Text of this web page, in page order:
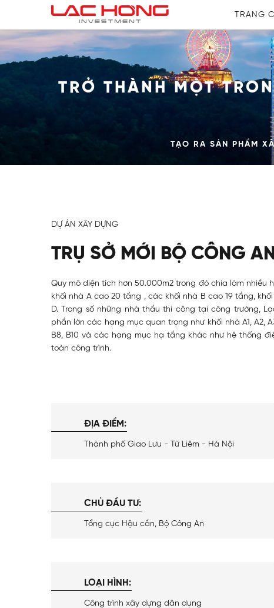
TRANG
TRỞ THÀNH MỘT
TẠO RA SẢN PHẨM
DỰ ÁN XÂY DỰNG
TRỤ SỞ MỚI BỘ CÔNG AN
Quy mô diện tích hơn 50.000m2 trong đó chia làm nhiều
khối nhà A cao 20 tầng , các khối nhà B cao 19 tầng,
D. Trong số những nhà thầu thi công tại công trường,
phần lớn các hạng mục quan trọng như khối nhà A1, A2,
B8, B10 và các hạng mục hạ tầng khác như hệ thống
toàn công trình.
ĐỊA ĐIỂM:
Thành phố Giao Lưu - Từ Liêm - Hà Nội
CHỦ ĐẦU TƯ:
Tổng cục Hậu cần, Bộ Công An
LOẠI HÌNH:
Công trình xây dựng dân dụng